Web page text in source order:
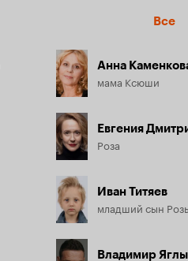
Все
Анна
мама Ксюши
Евгения
Роза
Иван Титяев
младший сын
Владимир